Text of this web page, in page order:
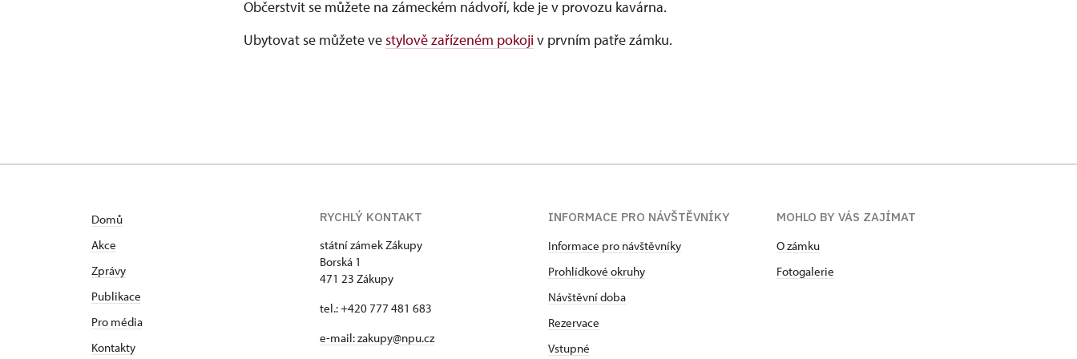
Občerstvit se můžete na zámeckém nádvoří, kde je v provozu kavárna.
Ubytovat se můžete vestylově zařízeném pokoji v prvním patře zámku.
Domů
Akce
Zprávy
Publikace
Pro média
Kontakty
RYCHLÝ KONTAKT
státní zámek Zákupy
Borská 1
471 23 Zákupy
tel.: +420 777 481 683
e-mail: zakupy@npu.cz
INFORMACE PRO NÁVŠTĚVNÍKY
Informace pro návštěvníky
Prohlídkové okruhy
Návštěvní doba
Rezervace
Vstupné
MOHLO BY VÁS ZAJÍMAT
O zámku
Fotogalerie